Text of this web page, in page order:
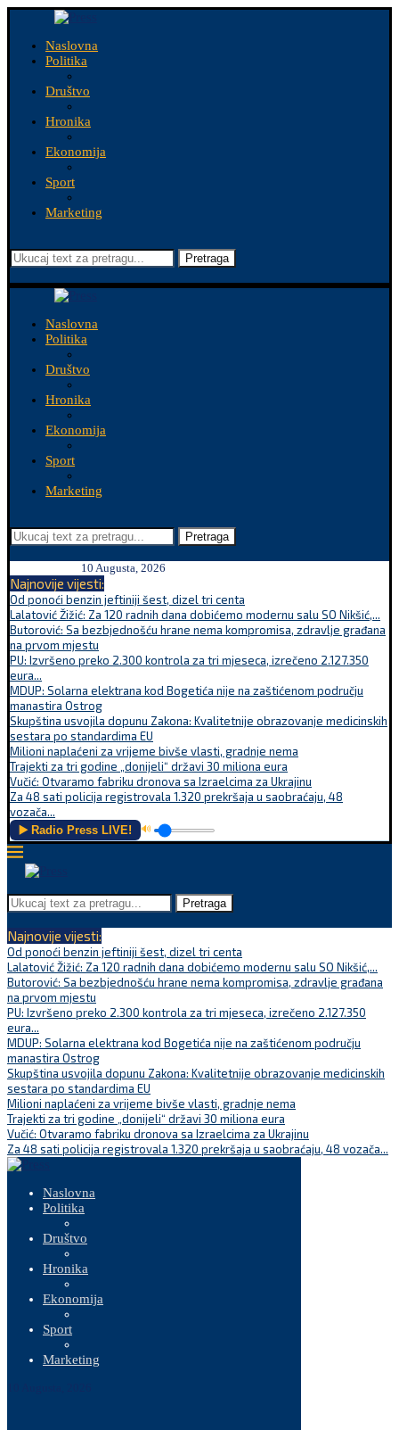
Naslovna
Politika
Društvo
Hronika
Ekonomija
Sport
Marketing
Pretraga
Naslovna
Politika
Društvo
Hronika
Ekonomija
Sport
Marketing
Pretraga
10 Augusta, 2026
Najnovije vijesti:
Od ponoći benzin jeftiniji šest, dizel tri centa
Lalatović Žižić: Za 120 radnih dana dobićemo modernu salu SO Nikšić,...
Butorović: Sa bezbjednošću hrane nema kompromisa, zdravlje građana
na prvom mjestu
PU: Izvršeno preko 2.300 kontrola za tri mjeseca, izrečeno 2.127.350
eura...
MDUP: Solarna elektrana kod Bogetića nije na zaštićenom području
manastira Ostrog
Skupština usvojila dopunu Zakona: Kvalitetnije obrazovanje medicinskih
sestara po standardima EU
Milioni naplaćeni za vrijeme bivše vlasti, gradnje nema
Trajekti za tri godine „donijeli“ državi 30 miliona eura
Vučić: Otvaramo fabriku dronova sa Izraelcima za Ukrajinu
Za 48 sati policija registrovala 1.320 prekršaja u saobraćaju, 48
vozača...
▶️ Radio Press LIVE! 🔊
Pretraga
Najnovije vijesti:
Od ponoći benzin jeftiniji šest, dizel tri centa
Lalatović Žižić: Za 120 radnih dana dobićemo modernu salu SO Nikšić,...
Butorović: Sa bezbjednošću hrane nema kompromisa, zdravlje građana
na prvom mjestu
PU: Izvršeno preko 2.300 kontrola za tri mjeseca, izrečeno 2.127.350
eura...
MDUP: Solarna elektrana kod Bogetića nije na zaštićenom području
manastira Ostrog
Skupština usvojila dopunu Zakona: Kvalitetnije obrazovanje medicinskih
sestara po standardima EU
Milioni naplaćeni za vrijeme bivše vlasti, gradnje nema
Trajekti za tri godine „donijeli“ državi 30 miliona eura
Vučić: Otvaramo fabriku dronova sa Izraelcima za Ukrajinu
Za 48 sati policija registrovala 1.320 prekršaja u saobraćaju, 48 vozača...
Naslovna
Politika
Društvo
Hronika
Ekonomija
Sport
Marketing